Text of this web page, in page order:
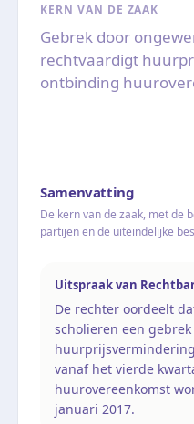
KERN VAN DE ZAAK
Gebrek door
rechtvaardigt
ontbinding
Samenvatting
De kern van de zaak, met de
partijen en de uiteindelijke
Uitspraak van
De rechter oordeelt
scholieren een
vanaf het vierde
huurovereenkomst
januari 2017.